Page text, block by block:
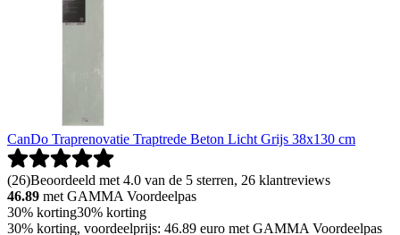
CanDo Traprenovatie Traptrede Beton Licht Grijs 38x130 cm
(26)Beoordeeld met 4.0 van de 5 sterren, 26 klantreviews
46.89 met GAMMA Voordeelpas
30% korting30% korting
30% korting, voordeelprijs: 46.89 euro met GAMMA Voordeelpas